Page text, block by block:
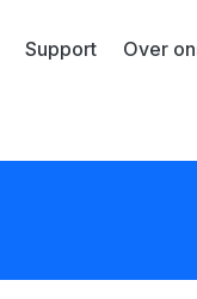
Support Over